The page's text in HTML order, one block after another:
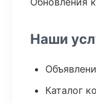
Наши
Каталог